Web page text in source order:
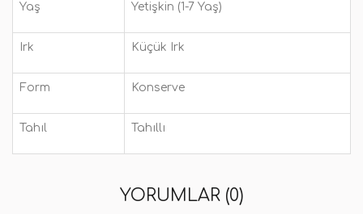
Yaş Yetişkin (1-7 Yaş)
Irk Küçük Irk
Form Konserve
Tahıl Tahıllı
YORUMLAR (0)